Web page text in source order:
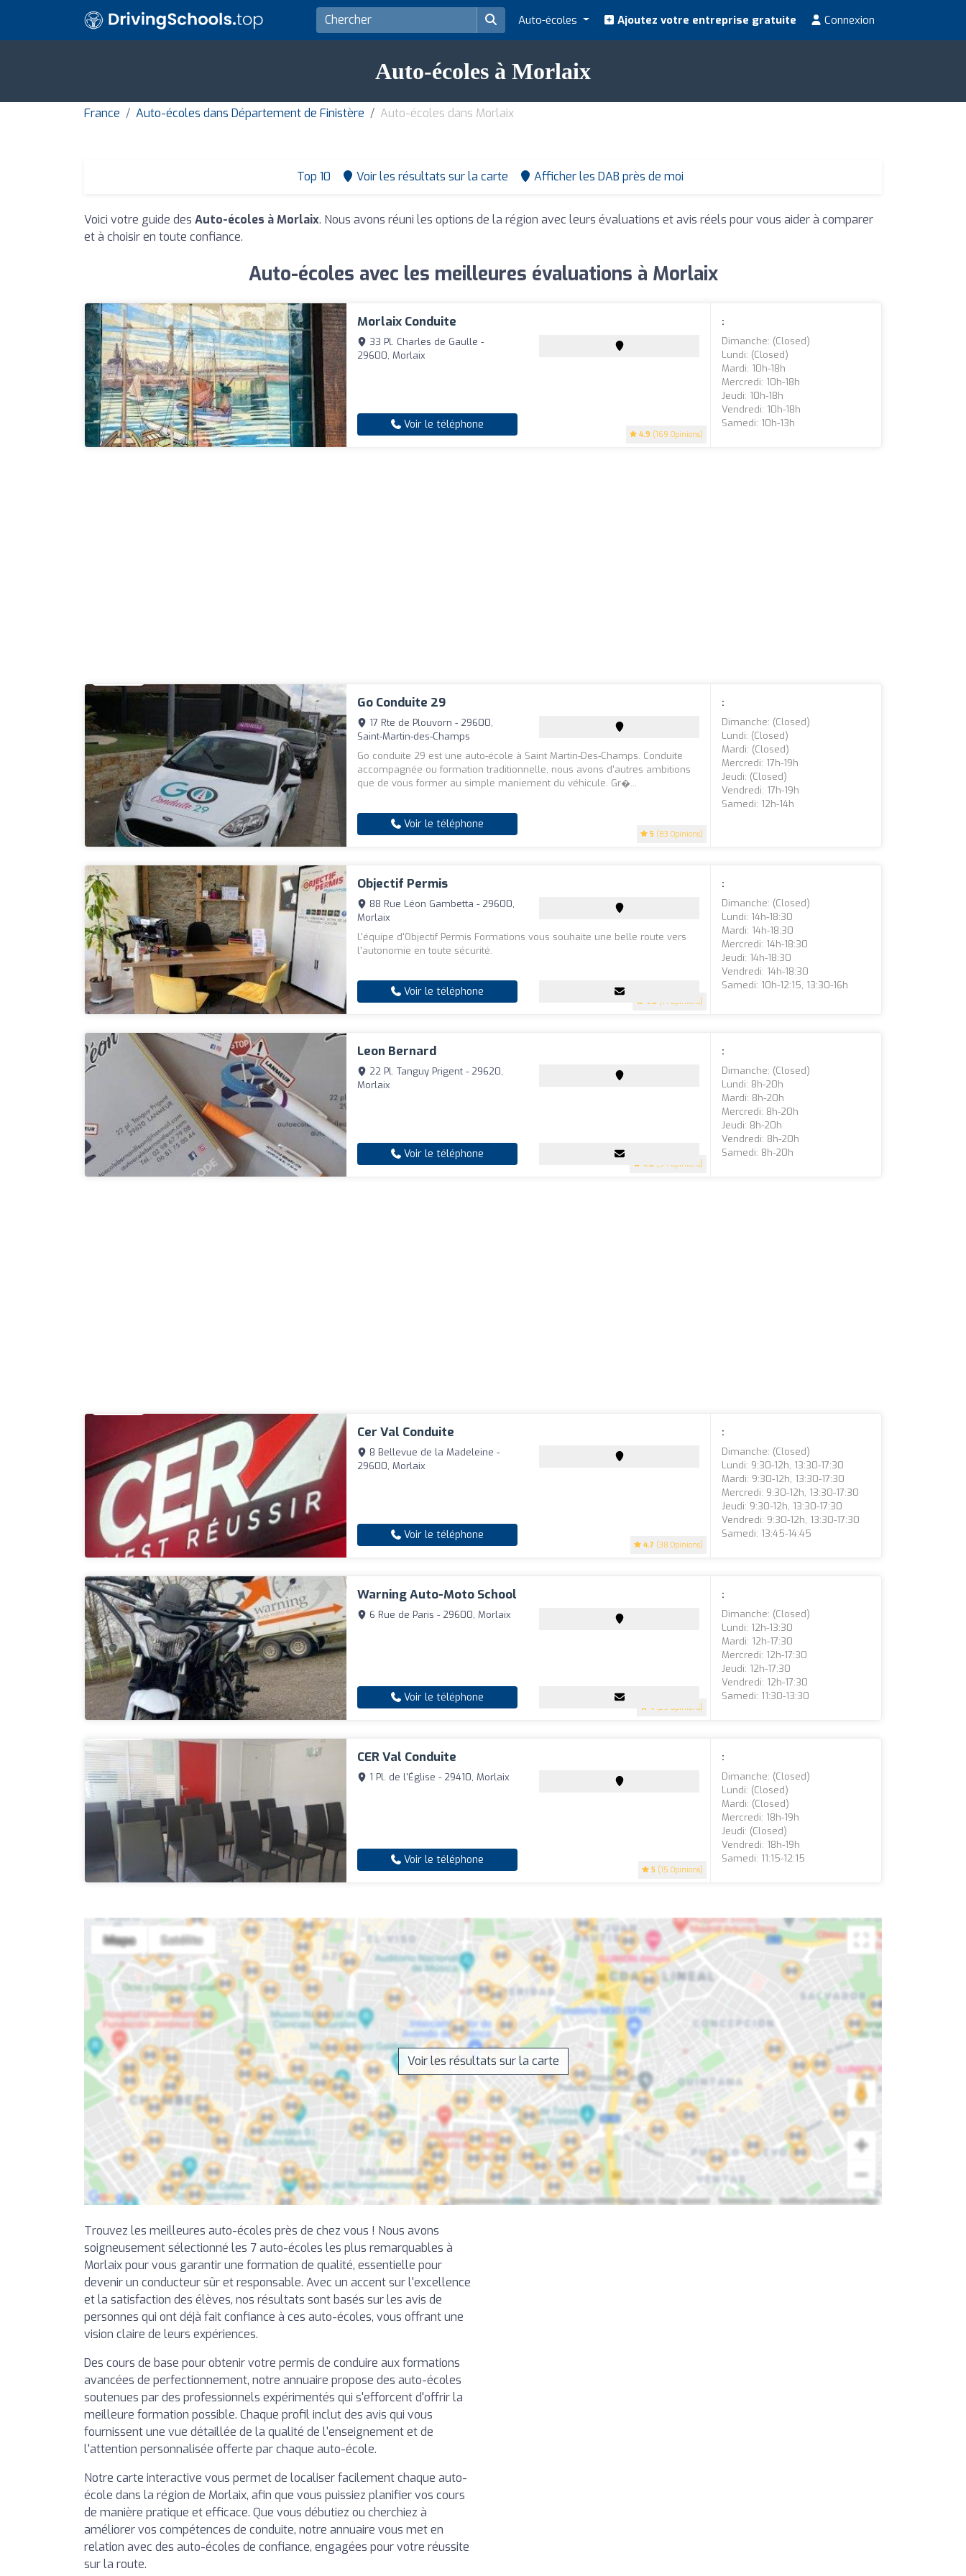
Auto-écoles Ajoutez votre entreprise gratuite Connexion
Auto-écoles à Morlaix
France Auto-écoles dans Département de Finistère Auto-écoles dans Morlaix
Top 10 Voir les résultats sur la carte Afficher les DAB près de moi
Voici votre guide des Auto-écoles à Morlaix. Nous avons réuni les options de la région avec leurs évaluations et avis réels pour vous aider à comparer
et à choisir en toute confiance.
Auto-écoles avec les meilleures évaluations à Morlaix
Morlaix Conduite
4.9 (169 Opinions)
33 Pl. Charles de Gaulle -
29600, Morlaix
Voir le téléphone
:
Dimanche: (closed)
Lundi: (closed)
Mardi: 10h-18h
Mercredi: 10h-18h
Jeudi: 10h-18h
Vendredi: 10h-18h
Samedi: 10h-13h
Go Conduite 29
5 (83 Opinions)
17 Rte de Plouvorn - 29600,
Saint-Martin-des-Champs
Go conduite 29 est une auto-école à Saint Martin-Des-Champs. Conduite
accompagnée ou formation traditionnelle, nous avons d'autres ambitions
que de vous former au simple maniement du véhicule. Gr�...
Voir le téléphone
:
Dimanche: (closed)
Lundi: (closed)
Mardi: (closed)
Mercredi: 17h-19h
Jeudi: (closed)
Vendredi: 17h-19h
Samedi: 12h-14h
Objectif Permis
4.8 (71 Opinions)
88 Rue Léon Gambetta - 29600,
Morlaix
L'équipe d'Objectif Permis Formations vous souhaite une belle route vers
l'autonomie en toute sécurité.
Voir le téléphone
:
Dimanche: (closed)
Lundi: 14h-18:30
Mardi: 14h-18:30
Mercredi: 14h-18:30
Jeudi: 14h-18:30
Vendredi: 14h-18:30
Samedi: 10h-12:15, 13:30-16h
Leon Bernard
4.8 (54 Opinions)
22 Pl. Tanguy Prigent - 29620,
Morlaix
Voir le téléphone
:
Dimanche: (closed)
Lundi: 8h-20h
Mardi: 8h-20h
Mercredi: 8h-20h
Jeudi: 8h-20h
Vendredi: 8h-20h
Samedi: 8h-20h
Cer Val Conduite
4.7 (38 Opinions)
8 Bellevue de la Madeleine -
29600, Morlaix
Voir le téléphone
:
Dimanche: (closed)
Lundi: 9:30-12h, 13:30-17:30
Mardi: 9:30-12h, 13:30-17:30
Mercredi: 9:30-12h, 13:30-17:30
Jeudi: 9:30-12h, 13:30-17:30
Vendredi: 9:30-12h, 13:30-17:30
Samedi: 13:45-14:45
Warning Auto-Moto School
4 (29 Opinions)
6 Rue de Paris - 29600, Morlaix
Voir le téléphone
:
Dimanche: (closed)
Lundi: 12h-13:30
Mardi: 12h-17:30
Mercredi: 12h-17:30
Jeudi: 12h-17:30
Vendredi: 12h-17:30
Samedi: 11:30-13:30
CER Val Conduite
5 (15 Opinions)
1 Pl. de l'Église - 29410, Morlaix
Voir le téléphone
:
Dimanche: (closed)
Lundi: (closed)
Mardi: (closed)
Mercredi: 18h-19h
Jeudi: (closed)
Vendredi: 18h-19h
Samedi: 11:15-12:15
Voir les résultats sur la carte
Trouvez les meilleures auto-écoles près de chez vous ! Nous avons
soigneusement sélectionné les 7 auto-écoles les plus remarquables à
Morlaix pour vous garantir une formation de qualité, essentielle pour
devenir un conducteur sûr et responsable. Avec un accent sur l'excellence
et la satisfaction des élèves, nos résultats sont basés sur les avis de
personnes qui ont déjà fait confiance à ces auto-écoles, vous offrant une
vision claire de leurs expériences.
Des cours de base pour obtenir votre permis de conduire aux formations
avancées de perfectionnement, notre annuaire propose des auto-écoles
soutenues par des professionnels expérimentés qui s'efforcent d'offrir la
meilleure formation possible. Chaque profil inclut des avis qui vous
fournissent une vue détaillée de la qualité de l'enseignement et de
l'attention personnalisée offerte par chaque auto-école.
Notre carte interactive vous permet de localiser facilement chaque auto-
école dans la région de Morlaix, afin que vous puissiez planifier vos cours
de manière pratique et efficace. Que vous débutiez ou cherchiez à
améliorer vos compétences de conduite, notre annuaire vous met en
relation avec des auto-écoles de confiance, engagées pour votre réussite
sur la route.